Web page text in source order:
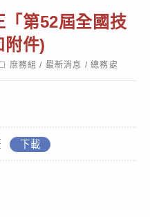
「第52屆全國技
附件)
庶務組 / 最新消息 / 總務處
下載